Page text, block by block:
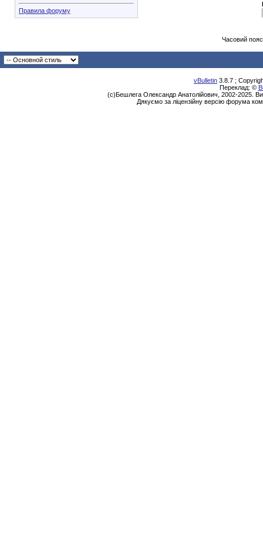
Правила форуму
Часовий
vBulletin 3.8.7 ;
Переклад: ©
(с)Бешлега Олександр Анатолійович, 2002-2025.
Дякуємо за ліцензійну версію форума